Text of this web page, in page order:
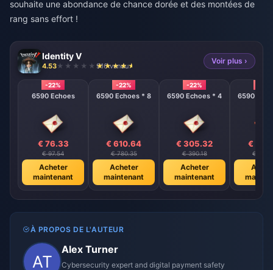
souhaite une abondance de chance dorée et des montées de
rang sans effort !
Identity V
4.53 916 vendu
Voir plus ›
-22%
6590 Echoes
€ 76.33
€ 97.54
Acheter
maintenant
-22%
6590 Echoes * 8
€ 610.64
€ 780.35
Acheter
maintenant
-22%
6590 Echoes * 4
€ 305.32
€ 390.18
Acheter
maintenant
6590
€
€
À PROPOS DE L'AUTEUR
Alex Turner
Cybersecurity expert and digital payment safety